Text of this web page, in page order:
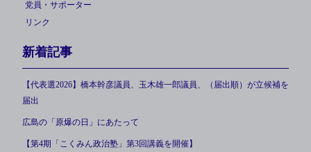
党員・サポーター
リンク
新着記事
【代表選2026】橋本幹彦議員、玉木雄一郎議員、（届出順）が立候補を
届出
広島の「原爆の日」にあたって
【第4期「こくみん政治塾」第3回講義を開催】